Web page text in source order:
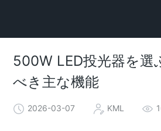
500W LED投光器を選
べき主な機能
2026-03-07 KML